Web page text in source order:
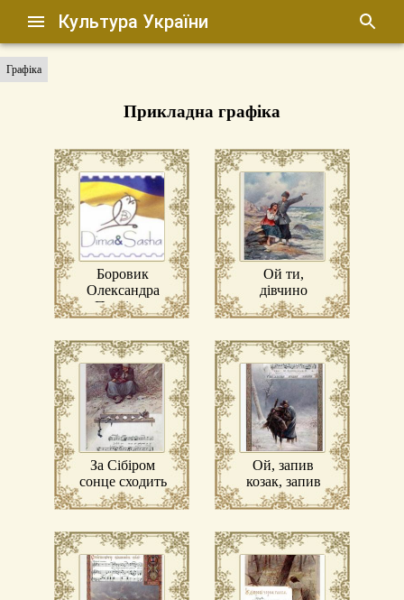
Культура України
Графіка
Прикладна графіка
Боровик
Олександра
Петрівна
Ой ти,
дівчино
За Сібіром
сонце сходить
…
Ой, запив
козак, запив